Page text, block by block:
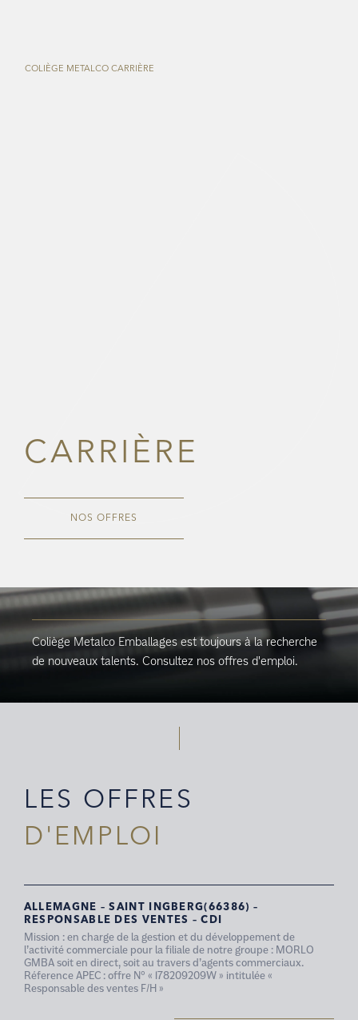
COLIÈGE METALCO CARRIÈRE
CARRIÈRE
NOS OFFRES
Coliège Metalco Emballages est toujours à la recherche
de nouveaux talents. Consultez nos offres d'emploi.
LES OFFRES
D'EMPLOI
ALLEMAGNE – SAINT INGBERG(66386) –
RESPONSABLE DES VENTES – CDI
Mission : en charge de la gestion et du développement de
l’activité commerciale pour la filiale de notre groupe : MORLO
GMBA soit en direct, soit au travers d’agents commerciaux.
Réference APEC : offre N° « 178209209W » intitulée «
Responsable des ventes F/H »